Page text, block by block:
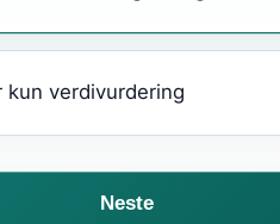
kun verdivurdering
Neste